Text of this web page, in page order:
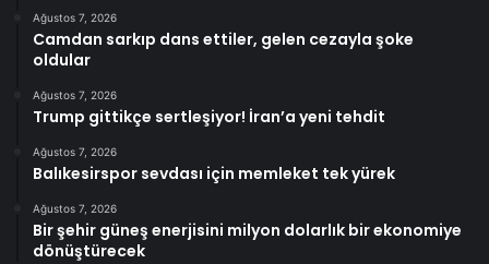
Ağustos 7, 2026
Camdan sarkıp dans ettiler, gelen cezayla şoke
oldular
Ağustos 7, 2026
Trump gittikçe sertleşiyor! İran’a yeni tehdit
Ağustos 7, 2026
Balıkesirspor sevdası için memleket tek yürek
Ağustos 7, 2026
Bir şehir güneş enerjisini milyon dolarlık bir ekonomiye
dönüştürecek